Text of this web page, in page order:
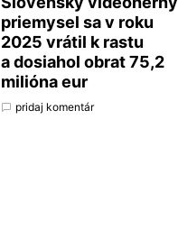
priemysel sa v roku
2025 vrátil k rastu
a dosiahol obrat 75,2
milióna eur
pridaj komentár